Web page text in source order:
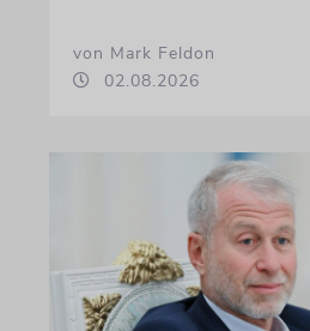
von Mark Feldon
02.08.2026